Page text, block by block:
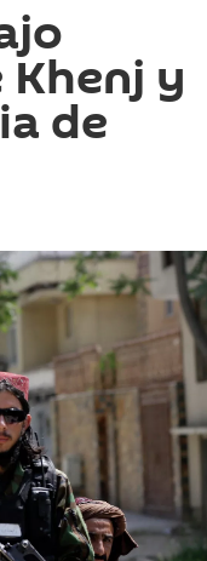
y
de